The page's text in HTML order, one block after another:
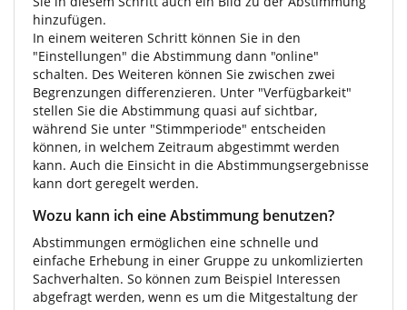
hinzufügen.
In einem weiteren Schritt können Sie in den
"Einstellungen" die Abstimmung dann "online"
schalten. Des Weiteren können Sie zwischen zwei
Begrenzungen differenzieren. Unter "Verfügbarkeit"
stellen Sie die Abstimmung quasi auf sichtbar,
während Sie unter "Stimmperiode" entscheiden
können, in welchem Zeitraum abgestimmt werden
kann. Auch die Einsicht in die Abstimmungsergebnisse
kann dort geregelt werden.
Wozu kann ich eine Abstimmung benutzen?
Abstimmungen ermöglichen eine schnelle und
einfache Erhebung in einer Gruppe zu unkomlizierten
Sachverhalten. So können zum Beispiel Interessen
abgefragt werden, wenn es um die Mitgestaltung der